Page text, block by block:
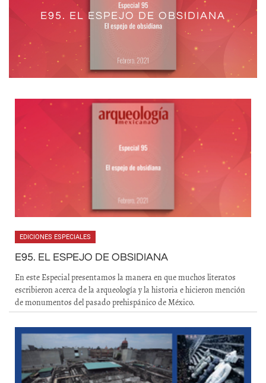
E95. EL ESPEJO DE OBSIDIANA
EL TEMPLO MAYOR NO ES UN
PARQUE TEMÁTICO
“NADA DESCANSA PERO TODO
DUERME”
FLORES QUE AÚN BROTAN ENTRE
LAS ANTIGUAS PIEDRAS
CONTRA EL FUGAZ PASO POR LA
TIERRA
NEZAHUALCÓYOTL
EDICIONES ESPECIALES
E95. EL ESPEJO DE OBSIDIANA
En este Especial presentamos la manera en que muchos literatos
escribieron acerca de la arqueología y la historia e hicieron mención
de monumentos del pasado prehispánico de México.